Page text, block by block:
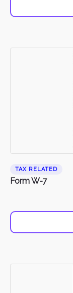
TAX RELATED
Form W-7